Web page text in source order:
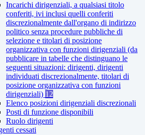
Incarichi dirigenziali, a qualsiasi titolo
conferiti, ivi inclusi quelli conferiti
discrezionalmente dall'organo di indirizzo
politico senza procedure pubbliche di
selezione e titolari di posizione
organizzativa con funzioni dirigenziali (da
pubblicare in tabelle che distinguano le
seguenti situazioni: dirigenti, dirigenti
individuati discrezionalmente, titolari di
posizione organizzativa con funzioni
dirigenziali) 12
Elenco posizioni dirigenziali discrezionali
Posti di funzione disponibili
Ruolo dirigenti
cessati